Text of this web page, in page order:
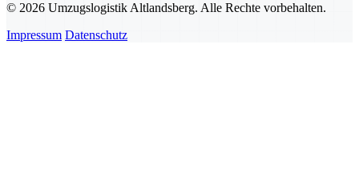
© 2026 Umzugslogistik Altlandsberg. Alle Rechte vorbehalten.
Impressum Datenschutz